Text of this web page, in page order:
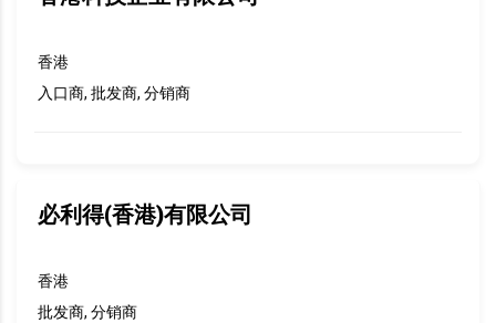
香港
入口商, 批发商, 分销商
必利得(香港)有限公司
香港
批发商, 分销商